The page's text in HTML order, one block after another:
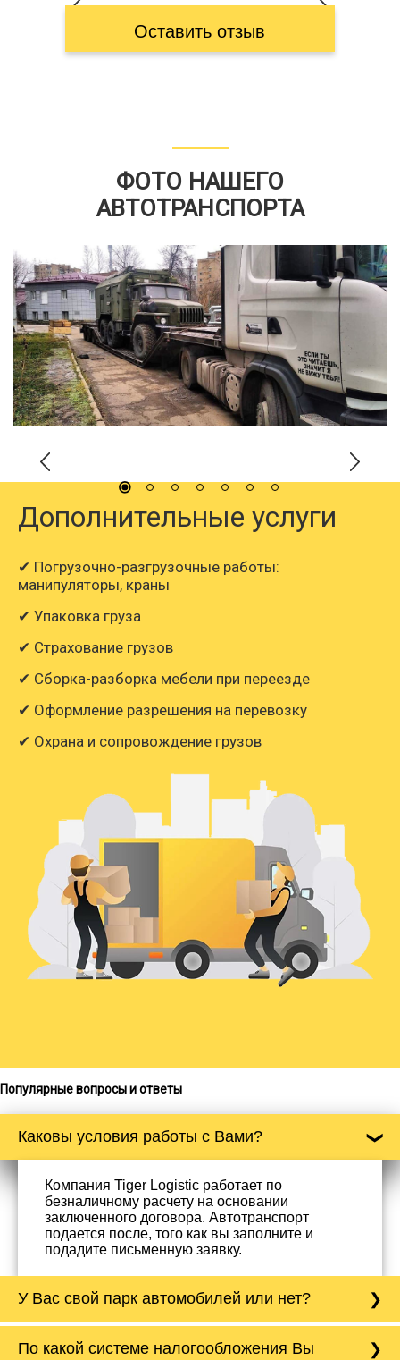
Оставить отзыв
ФОТО НАШЕГО
АВТОТРАНСПОРТА
Дополнительные услуги
✔ Погрузочно-разгрузочные работы:
манипуляторы, краны
✔ Упаковка груза
✔ Страхование грузов
✔ Сборка-разборка мебели при переезде
✔ Оформление разрешения на перевозку
✔ Охрана и сопровождение грузов
Популярные вопросы и ответы
Каковы условия работы с Вами?
Компания Tiger Logistic работает по
безналичному расчету на основании
заключенного договора. Автотранспорт
подается после, того как вы заполните и
подадите письменную заявку.
У Вас свой парк автомобилей или нет?
насчитывает более 50 автомобилей
По какой системе налогообложения Вы